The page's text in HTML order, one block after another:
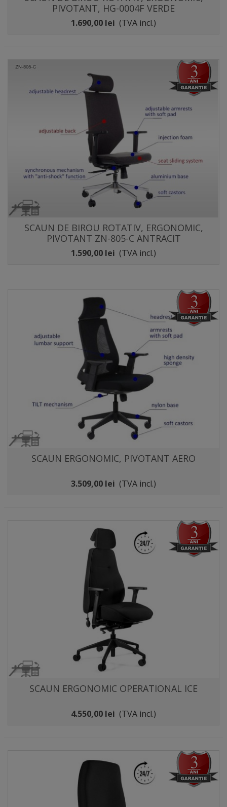
PIVOTANT, HG-0004F VERDE
1.690,00 lei (TVA incl.)
SCAUN DE BIROU ROTATIV, ERGONOMIC,
PIVOTANT ZN-805-C ANTRACIT
1.590,00 lei (TVA incl.)
SCAUN ERGONOMIC, PIVOTANT AERO
3.509,00 lei (TVA incl.)
SCAUN ERGONOMIC OPERATIONAL ICE
4.550,00 lei (TVA incl.)